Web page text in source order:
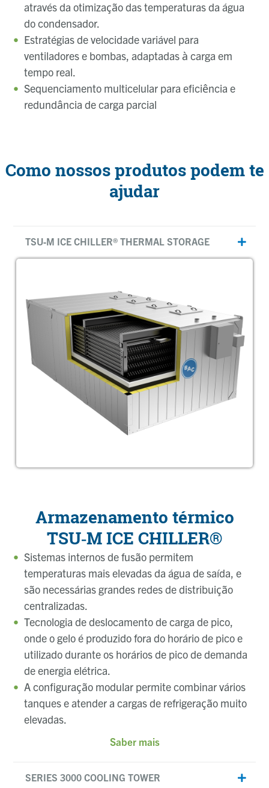
através da otimização das temperaturas da água
do condensador.
Estratégias de velocidade variável para
ventiladores e bombas, adaptadas à carga em
tempo real.
Sequenciamento multicelular para eficiência e
redundância de carga parcial
Como nossos produtos podem te
ajudar
TSU‑M ICE CHILLER® THERMAL STORAGE
Armazenamento térmico
TSU‑M ICE CHILLER®
Sistemas internos de fusão permitem
temperaturas mais elevadas da água de saída, e
são necessárias grandes redes de distribuição
centralizadas.
Tecnologia de deslocamento de carga de pico,
onde o gelo é produzido fora do horário de pico e
utilizado durante os horários de pico de demanda
de energia elétrica.
A configuração modular permite combinar vários
tanques e atender a cargas de refrigeração muito
elevadas.
Saber mais
SERIES 3000 COOLING TOWER